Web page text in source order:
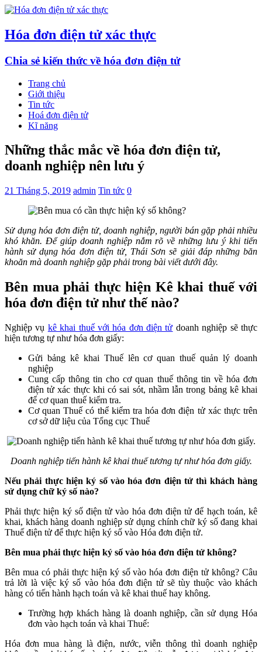
Hóa đơn điện tử xác thực
Chia sẻ kiến thức về hóa đơn điện tử
Trang chủ
Giới thiệu
Tin tức
Hoá đơn điện tử
Kĩ năng
Những thắc mắc về hóa đơn điện tử,
doanh nghiệp nên lưu ý
21 Tháng 5, 2019 admin Tin tức 0
Sử dụng hóa đơn điện tử, doanh nghiệp, người bán gặp phải nhiều
khó khăn. Để giúp doanh nghiệp nắm rõ về những lưu ý khi tiến
hành sử dụng hóa đơn điện tử, Thái Sơn sẽ giải đáp những băn
khoăn mà doanh nghiệp gặp phải trong bài viết dưới đây.
Bên mua phải thực hiện Kê khai thuế với
hóa đơn điện tử như thế nào?
Nghiệp vụ kê khai thuế với hóa đơn điện tử doanh nghiệp sẽ thực
hiện tương tự như hóa đơn giấy:
Gửi bảng kê khai Thuế lên cơ quan thuế quản lý doanh
nghiệp
Cung cấp thông tin cho cơ quan thuế thông tin về hóa đơn
điện tử xác thực khi có sai sót, nhầm lẫn trong bảng kê khai
để cơ quan thuế kiểm tra.
Cơ quan Thuế có thể kiểm tra hóa đơn điện tử xác thực trên
cơ sở dữ liệu của Tổng cục Thuế
Doanh nghiệp tiến hành kê khai thuế tương tự như hóa đơn giấy.
Nếu phải thực hiện ký số vào hóa đơn điện tử thì khách hàng
sử dụng chữ ký số nào?
Phải thực hiện ký số điện tử vào hóa đơn điện tử để hạch toán, kê
khai, khách hàng doanh nghiệp sử dụng chính chữ ký số đang khai
Thuế điện tử để thực hiện ký số vào Hóa đơn điện tử.
Bên mua phải thực hiện ký số vào hóa đơn điện tử không?
Bên mua có phải thực hiện ký số vào hóa đơn điện tử không? Câu
trả lời là việc ký số vào hóa đơn điện tử sẽ tùy thuộc vào khách
hàng có tiến hành hạch toán và kê khai thuế hay không.
Trường hợp khách hàng là doanh nghiệp, cần sử dụng Hóa
đơn vào hạch toán và khai Thuế:
Hóa đơn mua hàng là điện, nước, viễn thông thì doanh nghiệp